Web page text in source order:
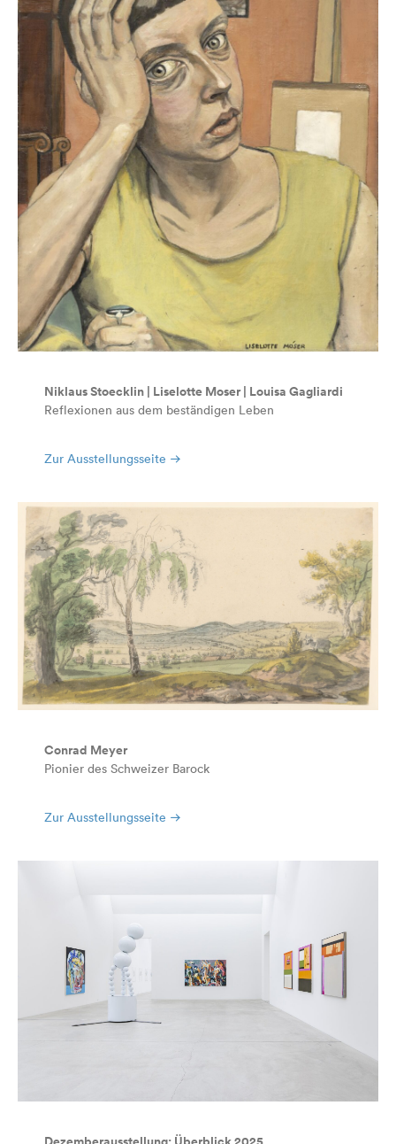
Niklaus Stoecklin | Liselotte Moser | Louisa Gagliardi
Reflexionen aus dem beständigen Leben
Zur Ausstellungsseite
Conrad Meyer
Pionier des Schweizer Barock
Zur Ausstellungsseite